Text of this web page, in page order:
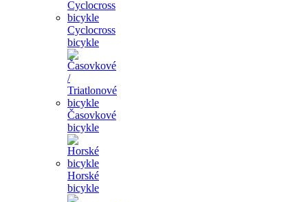
Cyclocross
bicykle
Časovkové
bicykle
Horské
bicykle